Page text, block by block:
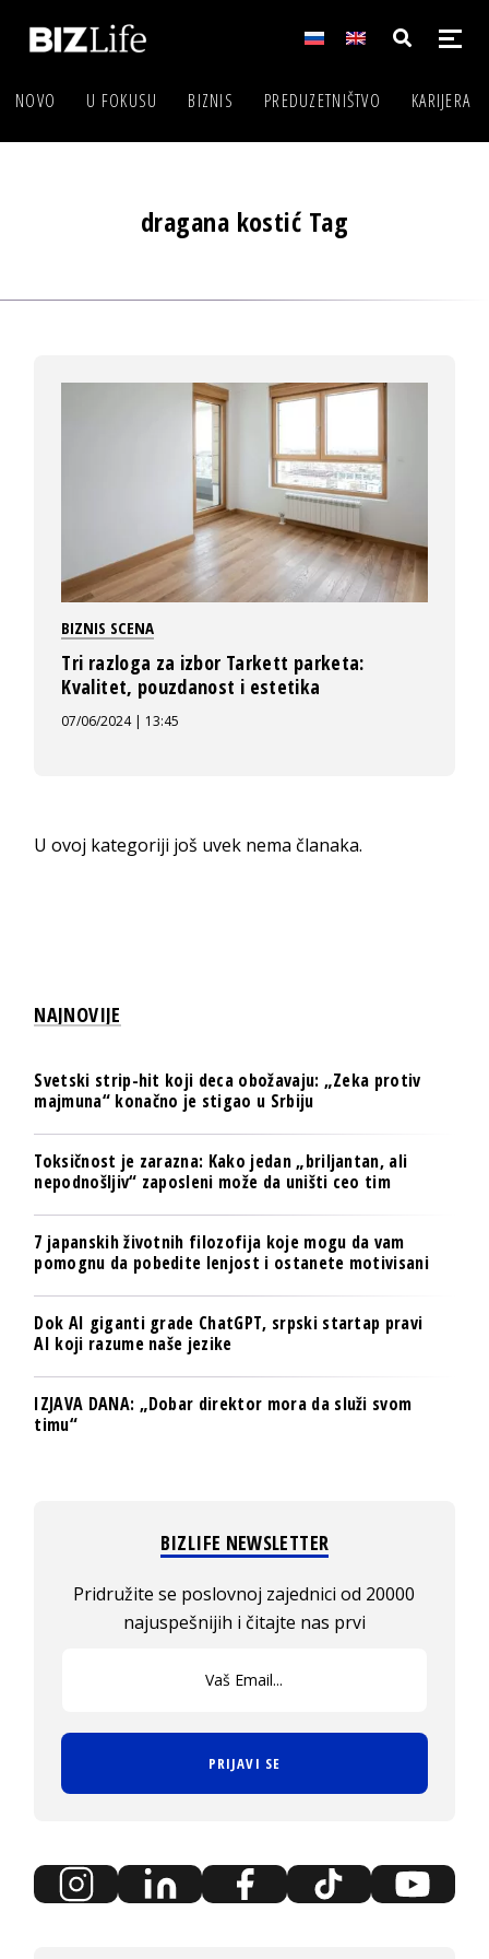
NOVO U FOKUSU BIZNIS PREDUZETNIŠTVO KARIJERA
dragana kostić Tag
BIZNIS SCENA
Tri razloga za izbor Tarkett parketa:
Kvalitet, pouzdanost i estetika
07/06/2024 | 13:45
U ovoj kategoriji još uvek nema članaka.
NAJNOVIJE
Svetski strip-hit koji deca obožavaju: „Zeka protiv
majmuna“ konačno je stigao u Srbiju
Toksičnost je zarazna: Kako jedan „briljantan, ali
nepodnošljiv“ zaposleni može da uništi ceo tim
7 japanskih životnih filozofija koje mogu da vam
pomognu da pobedite lenjost i ostanete motivisani
Dok AI giganti grade ChatGPT, srpski startap pravi
AI koji razume naše jezike
IZJAVA DANA: „Dobar direktor mora da služi svom
timu“
BIZLIFE NEWSLETTER
Pridružite se poslovnoj zajednici od 20000
najuspešnijih i čitajte nas prvi
PRIJAVI SE